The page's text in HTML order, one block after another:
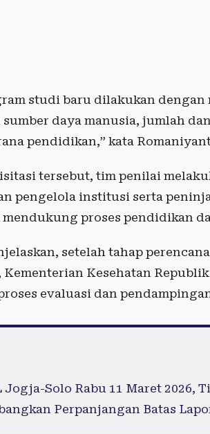
studi baru dilakukan
daya manusia, jumlah
pendidikan,” kata
tersebut, tim penilai
pengelola institusi serta
proses pendidikan
setelah tahap
Kesehatan
evaluasi dan
Solo Rabu 11 Maret 2026,
Perpanjangan Batas